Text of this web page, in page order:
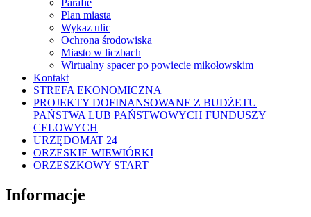
Parafie
Plan miasta
Wykaz ulic
Ochrona środowiska
Miasto w liczbach
Wirtualny spacer po powiecie mikołowskim
Kontakt
STREFA EKONOMICZNA
PROJEKTY DOFINANSOWANE Z BUDŻETU
PAŃSTWA LUB PAŃSTWOWYCH FUNDUSZY
CELOWYCH
URZĘDOMAT 24
ORZESKIE WIEWIÓRKI
ORZESZKOWY START
Informacje